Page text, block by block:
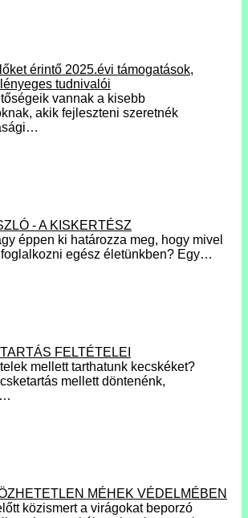
érintő 2025.évi támogatások,
tudnivalói
vannak a kisebb
akik fejleszteni szeretnék
- A KISKERTÉSZ
éppen ki határozza meg, hogy mivel
egész életünkben? Egy…
FELTÉTELEI
mellett tarthatunk kecskéket?
mellett döntenénk,
MÉHEK VÉDELMÉBEN
közismert a virágokat beporzó